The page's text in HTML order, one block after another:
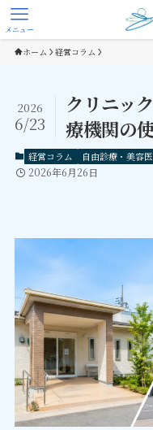
メニュー
ホーム 経営コラム
クリニッ
療機関の
2026
6/23
経営コラム 自由診療・美容
2026年6月26日